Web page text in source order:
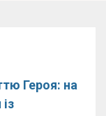
Героя: на